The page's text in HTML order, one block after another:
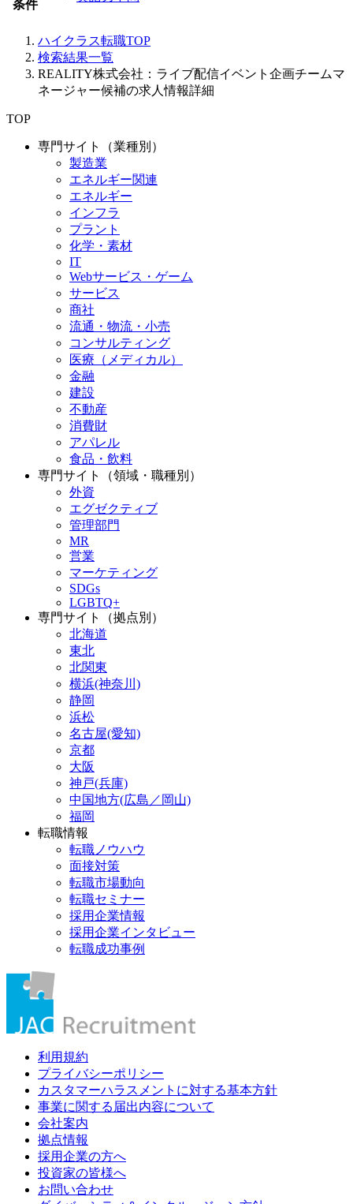
条件
ハイクラス転職TOP
検索結果一覧
REALITY株式会社：ライブ配信イベント企画チームマ
ネージャー候補の求人情報詳細
TOP
専門サイト（業種別）
製造業
エネルギー関連
エネルギー
インフラ
プラント
化学・素材
IT
Webサービス・ゲーム
サービス
商社
流通・物流・小売
コンサルティング
医療（メディカル）
金融
建設
不動産
消費財
アパレル
食品・飲料
専門サイト（領域・職種別）
外資
エグゼクティブ
管理部門
MR
営業
マーケティング
SDGs
LGBTQ+
専門サイト（拠点別）
北海道
東北
北関東
横浜(神奈川)
静岡
浜松
名古屋(愛知)
京都
大阪
神戸(兵庫)
中国地方(広島／岡山)
福岡
転職情報
転職ノウハウ
面接対策
転職市場動向
転職セミナー
採用企業情報
採用企業インタビュー
転職成功事例
利用規約
プライバシーポリシー
カスタマーハラスメントに対する基本方針
事業に関する届出内容について
会社案内
拠点情報
採用企業の方へ
投資家の皆様へ
お問い合わせ